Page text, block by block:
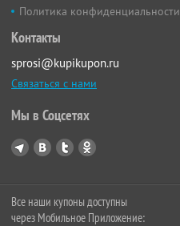
Политика конфиденциальности
Контакты
sprosi@kupikupon.ru
Связаться с нами
Мы в Соцсетях
Все наши купоны доступны
через Мобильное Приложение: